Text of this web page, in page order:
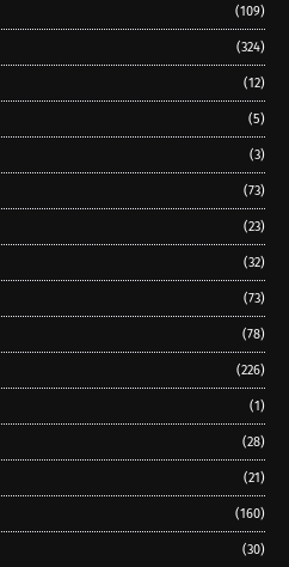
(109)
(324)
(12)
(5)
(3)
(73)
(23)
(32)
(73)
(78)
(226)
(1)
(28)
(21)
(160)
(30)